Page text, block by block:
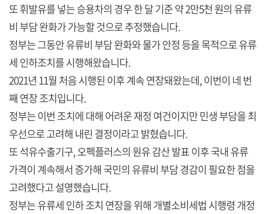
또 휘발유를 넣는 승용차의 경우 한 달 기준 약 2만5천 원의 유류
비 부담 완화가 가능할 것으로 추정했습니다.
정부는 그동안 유류비 부담 완화와 물가 안정 등을 목적으로 유류
세 인하조치를 시행해왔습니다.
2021년 11월 처음 시행된 이후 계속 연장돼왔는데, 이번이 네 번
째 연장 조치입니다.
정부는 이번 조치에 대해 어려운 재정 여건이지만 민생 부담을 최
우선으로 고려해 내린 결정이라고 밝혔습니다.
또 석유수출기구, 오펙플러스의 원유 감산 발표 이후 국내 유류
가격이 계속해서 증가해 국민의 유류비 부담 경감이 필요한 점을
고려했다고 설명했습니다.
정부는 유류세 인하 조치 연장을 위해 개별소비세법 시행령 개정